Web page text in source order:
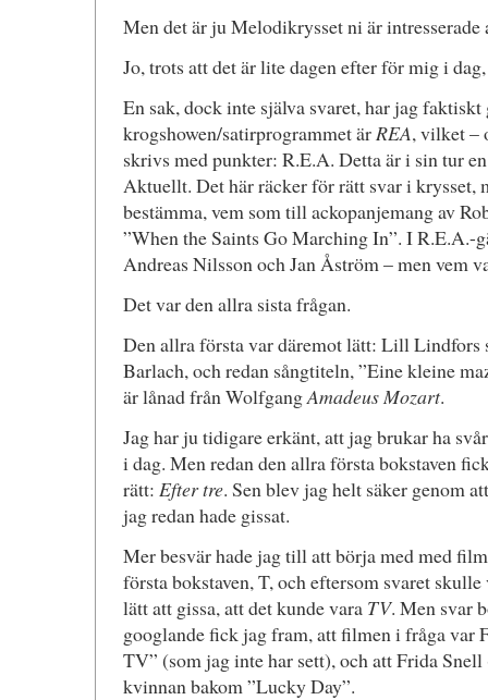
Men det är ju Melodikrysset ni är intresserade
Jo, trots att det är lite dagen efter för mig i
En sak, dock inte själva svaret, har jag faktiskt
krogshowen/satirprogrammet ärREA, vilket –
skrivs med punkter: R.E.A. Detta är i sin tur
Aktuellt. Det här räcker för rätt svar i krysset,
bestämma, vem som till ackopanjemang av
”When the Saints Go Marching In”. I R.E.A.-
Andreas Nilsson och Jan Åström – men vem
Det var den allra sista frågan.
Den allra första var däremot lätt: Lill Lindfors
Barlach, och redan sångtiteln, ”Eine kleine
är lånad från WolfgangAmadeus Mozart.
Jag har ju tidigare erkänt, att jag brukar ha
i dag. Men redan den allra första bokstaven
rätt: Efter tre. Sen blev jag helt säker genom
jag redan hade gissat.
Mer besvär hade jag till att börja med med
första bokstaven, T, och eftersom svaret
lätt att gissa, att det kunde vara TV. Men svar
googlande fick jag fram, att filmen i fråga var
TV” (som jag inte har sett), och att Frida
kvinnan bakom ”Lucky Day”.